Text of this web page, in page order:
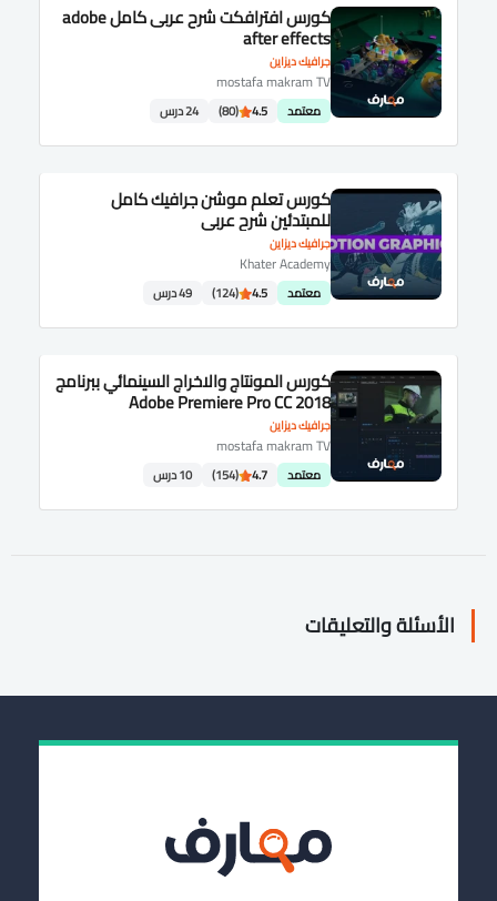
جرافيك ديزاين
كورس افترافكت شرح عربى كامل adobe
after effects
mostafa makram TV
معتمد 4.5
(80) 24 درس
جرافيك ديزاين
كورس تعلم موشن جرافيك كامل
للمبتدئين شرح عربى
Khater Academy
معتمد 4.5
(124) 49 درس
جرافيك ديزاين
كورس المونتاج والاخراج السينمائي ببرنامج
Adobe Premiere Pro CC 2018
mostafa makram TV
معتمد 4.7
(154) 10 درس
الأسئلة والتعليقات